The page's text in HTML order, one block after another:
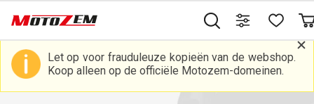
Let op voor frauduleuze kopieën van de webshop.
Koop alleen op de officiële Motozem-domeinen.